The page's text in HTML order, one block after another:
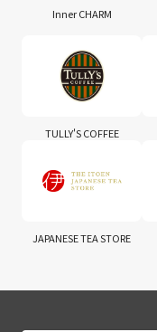
Inner CHARM
TULLY'S COFFEE
JAPANESE TEA STORE